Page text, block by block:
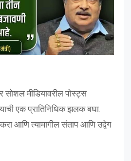
सोशल मीडियावरील पोस्ट्स
एक प्रातिनिधिक झलक बघा.
आणि त्यामागील संताप आणि उद्वेग